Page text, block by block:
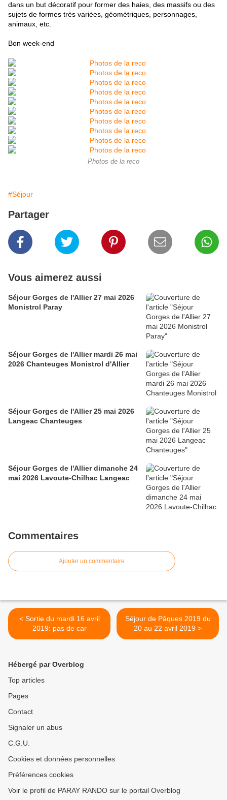
dans un but décoratif pour former des haies, des massifs ou des
sujets de formes très variées, géométriques, personnages,
animaux, etc.
Bon week-end
Photos de la reco
#Séjour
Partager
Vous aimerez aussi
Séjour Gorges de l'Allier 27 mai 2026
Monistrol Paray
Séjour Gorges de l'Allier mardi 26 mai
2026 Chanteuges Monistrol d'Allier
Séjour Gorges de l'Allier 25 mai 2026
Langeac Chanteuges
Séjour Gorges de l'Allier dimanche 24
mai 2026 Lavoute-Chilhac Langeac
Commentaires
Ajouter un commentaire
< Sortie du mardi 16 avril
2019: pas de car
Séjour de Pâques 2019 du
20 au 22 avril 2019 >
Hébergé par Overblog
Top articles
Pages
Contact
Signaler un abus
C.G.U.
Cookies et données personnelles
Préférences cookies
Voir le profil de PARAY RANDO sur le portail Overblog